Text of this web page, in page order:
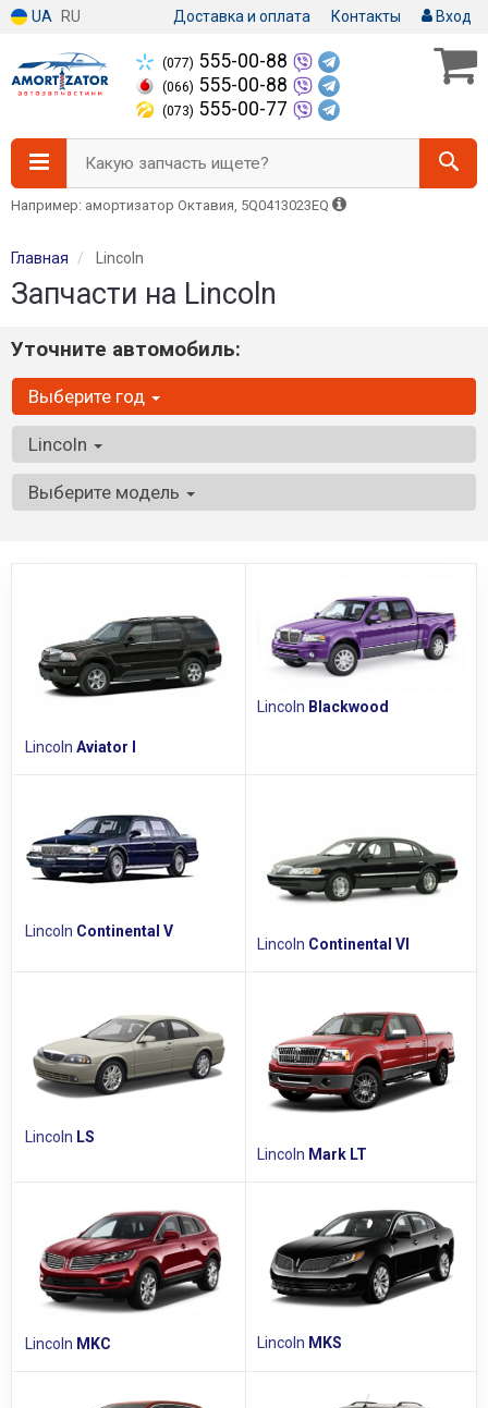
UA RU Доставка и оплата Контакты Вход
(077) 555-00-88
(066) 555-00-88
(073) 555-00-77
Какую запчасть ищете?
Например: амортизатор Октавия, 5Q0413023EQ
Главная Lincoln
Запчасти на Lincoln
Уточните автомобиль:
Выберите год
Lincoln
Выберите модель
Lincoln Aviator I
Lincoln Blackwood
Lincoln Continental V
Lincoln Continental VI
Lincoln LS
Lincoln Mark LT
Lincoln MKC Lincoln MKS